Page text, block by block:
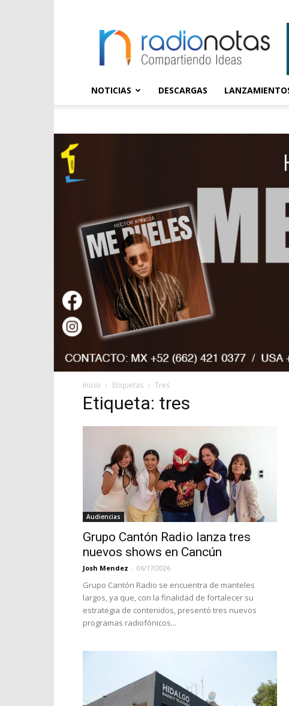
NOTICIAS DESCARGAS
Inicio Etiquetas Tres
Etiqueta: tres
Audiencias
Grupo Cantón Radio lanza tres
nuevos shows en Cancún
Josh Mendez - 06/17/2026
Grupo Cantón Radio se encuentra de manteles
largos, ya que, con la finalidad de fortalecer su
estrategia de contenidos, presentó tres nuevos
programas radiofónicos...